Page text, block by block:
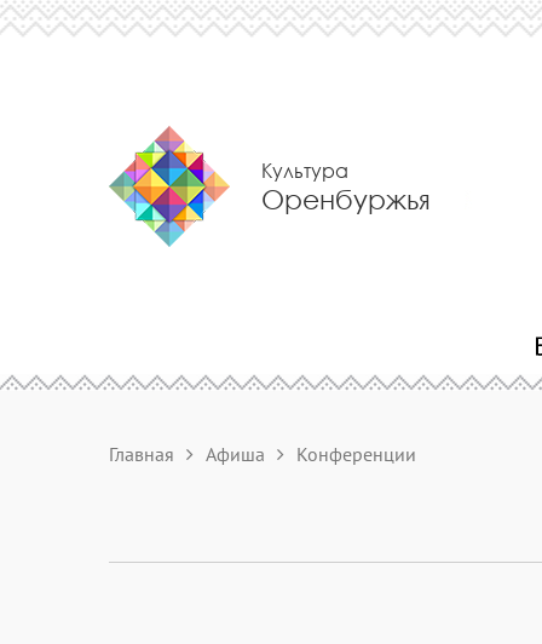
Культура
Оренбуржья
Главная Афиша Конференции